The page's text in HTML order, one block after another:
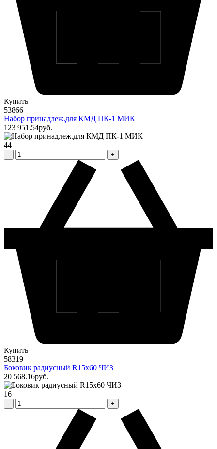
Купить
53866
Набор принадлеж.для КМД ПК-1 МИК
123 951.54pуб.
44
Купить
58319
Боковик радиусный R15х60 ЧИЗ
20 568.16pуб.
16